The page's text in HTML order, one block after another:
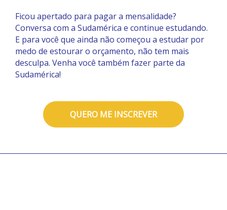
Ficou apertado para pagar a mensalidade?
Conversa com a Sudamérica e continue estudando.
E para você que ainda não começou a estudar por
medo de estourar o orçamento, não tem mais
desculpa. Venha você também fazer parte da
Sudamérica!
QUERO ME INSCREVER